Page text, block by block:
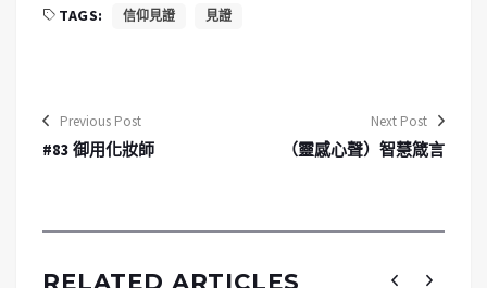
TAGS: 信仰見證 見證
Previous Post
#83 御用化妝師
Next Post
（靈感心聲）智慧箴言
RELATED ARTICLES